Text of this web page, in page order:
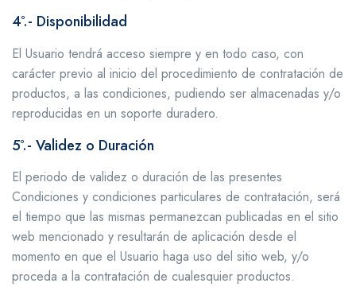
4º.- Disponibilidad
El Usuario tendrá acceso siempre y en todo caso, con
carácter previo al inicio del procedimiento de contratación de
productos, a las condiciones, pudiendo ser almacenadas y/o
reproducidas en un soporte duradero.
5º.- Validez o Duración
El periodo de validez o duración de las presentes
Condiciones y condiciones particulares de contratación, será
el tiempo que las mismas permanezcan publicadas en el sitio
web mencionado y resultarán de aplicación desde el
momento en que el Usuario haga uso del sitio web, y/o
proceda a la contratación de cualesquier productos.